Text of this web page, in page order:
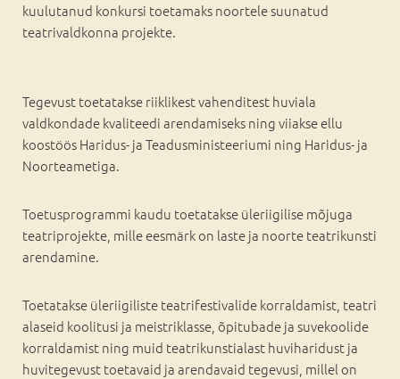
kuulutanud konkursi toetamaks noortele suunatud
teatrivaldkonna projekte.
Tegevust toetatakse riiklikest vahenditest huviala
valdkondade kvaliteedi arendamiseks ning viiakse ellu
koostöös Haridus- ja Teadusministeeriumi ning Haridus- ja
Noorteametiga.
Toetusprogrammi kaudu toetatakse üleriigilise mõjuga
teatriprojekte, mille eesmärk on laste ja noorte teatrikunsti
arendamine.
Toetatakse üleriigiliste teatrifestivalide korraldamist, teatri
alaseid koolitusi ja meistriklasse, õpitubade ja suvekoolide
korraldamist ning muid teatrikunstialast huviharidust ja
huvitegevust toetavaid ja arendavaid tegevusi, millel on